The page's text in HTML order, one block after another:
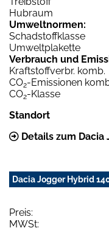
Hubraum
Umweltnormen:
Schadstoffklasse
Umweltplakette
Verbrauch und
Kraftstoffverbr. komb.
CO2-Emissionen
CO2-Klasse
Standort
Details zum Dacia
Dacia Jogger Hybrid
Preis:
MWSt: